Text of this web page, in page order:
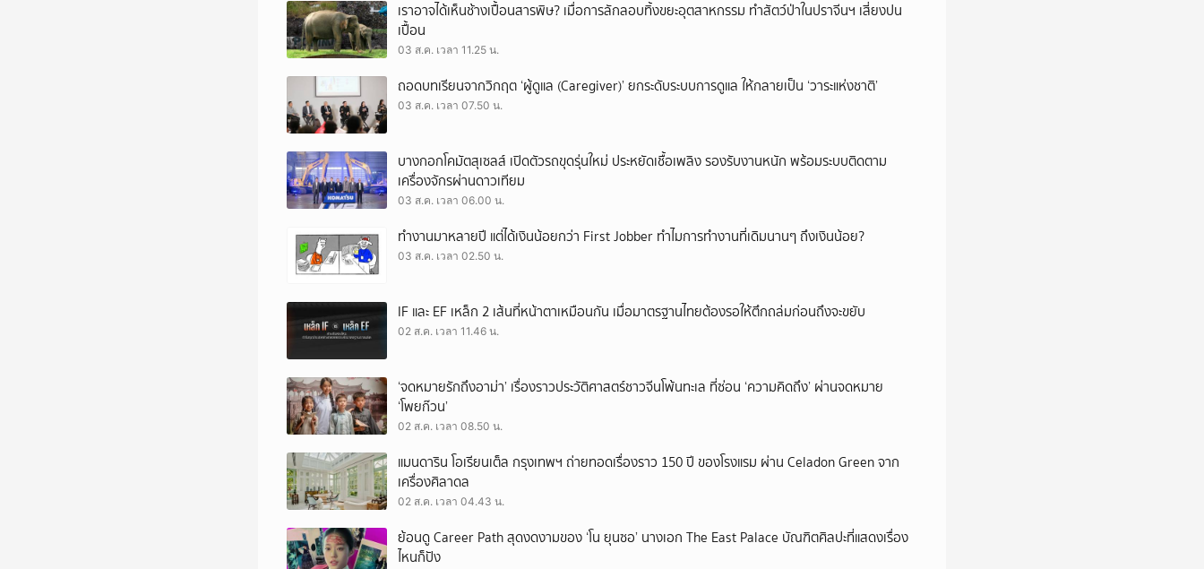
เราอาจได้เห็นช้างเปื้อนสารพิษ? เมื่อการลักลอบทิ้งขยะอุตสาหกรรม ทำสัตว์ป่าในปราจีนฯ เสี่ยงปน
เปื้อน
03 ส.ค. เวลา 11.25 น.
ถอดบทเรียนจากวิกฤต ‘ผู้ดูแล (Caregiver)’ ยกระดับระบบการดูแล ให้กลายเป็น ‘วาระแห่งชาติ’
03 ส.ค. เวลา 07.50 น.
บางกอกโคมัตสุเซลส์ เปิดตัวรถขุดรุ่นใหม่ ประหยัดเชื้อเพลิง รองรับงานหนัก พร้อมระบบติดตาม
เครื่องจักรผ่านดาวเทียม
03 ส.ค. เวลา 06.00 น.
ทำงานมาหลายปี แต่ได้เงินน้อยกว่า First Jobber ทำไมการทำงานที่เดิมนานๆ ถึงเงินน้อย?
03 ส.ค. เวลา 02.50 น.
IF และ EF เหล็ก 2 เส้นที่หน้าตาเหมือนกัน เมื่อมาตรฐานไทยต้องรอให้ตึกถล่มก่อนถึงจะขยับ
02 ส.ค. เวลา 11.46 น.
‘จดหมายรักถึงอาม่า’ เรื่องราวประวัติศาสตร์ชาวจีนโพ้นทะเล ที่ซ่อน ‘ความคิดถึง’ ผ่านจดหมาย
‘โพยก๊วน’
02 ส.ค. เวลา 08.50 น.
แมนดาริน โอเรียนเต็ล กรุงเทพฯ ถ่ายทอดเรื่องราว 150 ปี ของโรงแรม ผ่าน Celadon Green จาก
เครื่องศิลาดล
02 ส.ค. เวลา 04.43 น.
ย้อนดู Career Path สุดงดงามของ ‘โน ยุนซอ’ นางเอก The East Palace บัณฑิตศิลปะที่แสดงเรื่อง
ไหนก็ปัง